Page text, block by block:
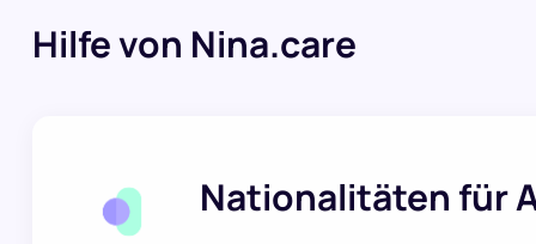
Hilfe von Nina.care
Nationalitäten für